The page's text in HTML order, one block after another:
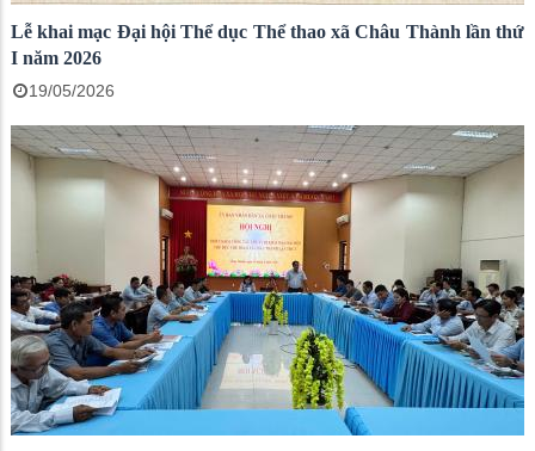
Lễ khai mạc Đại hội Thể dục Thể thao xã Châu Thành lần thứ
I năm 2026
19/05/2026